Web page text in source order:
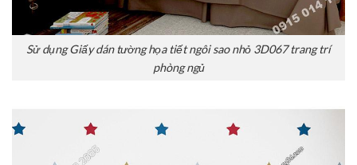
Sử dụng Giấy dán tường họa tiết ngôi sao nhỏ 3D067 trang trí
phòng ngủ